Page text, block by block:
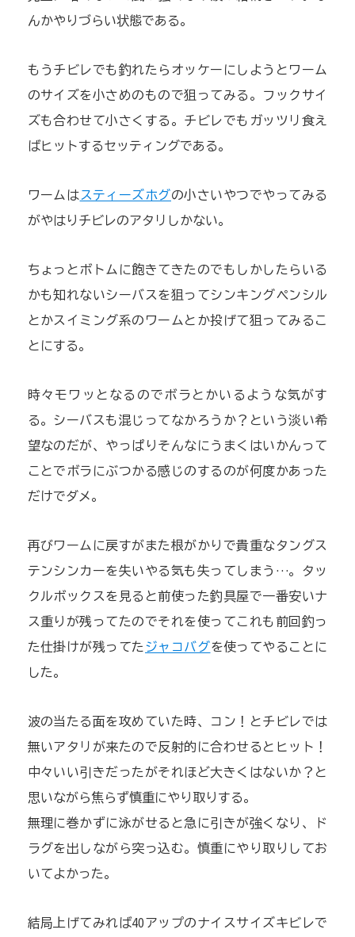
んかやりづらい状態である。
もうチビレでも釣れたらオッケーにしようとワーム
のサイズを小さめのもので狙ってみる。フックサイ
ズも合わせて小さくする。チビレでもガッツリ食え
ばヒットするセッティングである。
ワームはスティーズホグの小さいやつでやってみる
がやはりチビレのアタリしかない。
ちょっとボトムに飽きてきたのでもしかしたらいる
かも知れないシーバスを狙ってシンキングペンシル
とかスイミング系のワームとか投げて狙ってみるこ
とにする。
時々モワッとなるのでボラとかいるような気がす
る。シーバスも混じってなかろうか？という淡い希
望なのだが、やっぱりそんなにうまくはいかんって
ことでボラにぶつかる感じのするのが何度かあった
だけでダメ。
再びワームに戻すがまた根がかりで貴重なタングス
テンシンカーを失いやる気も失ってしまう…。タッ
クルボックスを見ると前使った釣具屋で一番安いナ
ス重りが残ってたのでそれを使ってこれも前回釣っ
た仕掛けが残ってた ジャコバグを使ってやることに
した。
波の当たる面を攻めていた時、コン！とチビレでは
無いアタリが来たので反射的に合わせるとヒット！
中々いい引きだったがそれほど大きくはないか？と
思いながら焦らず慎重にやり取りする。
無理に巻かずに泳がせると急に引きが強くなり、ド
ラグを出しながら突っ込む。慎重にやり取りしてお
いてよかった。
結局上げてみれば40アップのナイスサイズキビレで